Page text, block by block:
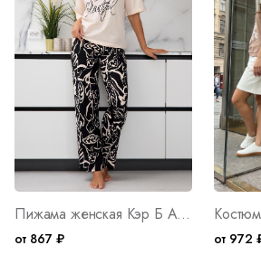
Пижама женская Кэр Б Арт. 10401
от 867 ₽ от 972